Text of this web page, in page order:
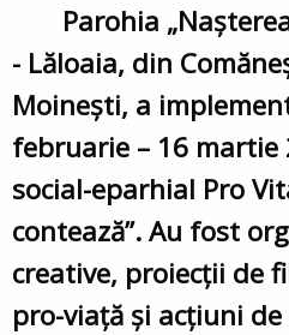
Parohia
- Lăloaia, din
Moinești, a
februarie – 16 martie
social-eparhial Pro
contează”. Au fost
creative, proiecții de
pro-viață și acțiuni